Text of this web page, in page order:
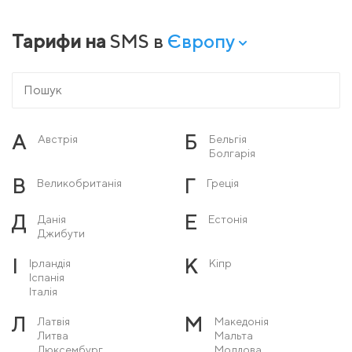
Тарифи на SMS в Європу
А Австрія Б
Бельгія
Болгарія
В Великобританія Г Греція
Д
Данія
Джибути
Е Естонія
І
Ірландія
Іспанія
Італія
К Кіпр
Л
Латвія
Литва
М
Македонія
Мальта